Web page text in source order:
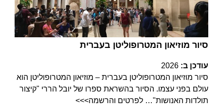
סיור מוזיאון המטרופוליטן בעברית
עודכן ב: 2026
סיור מוזיאון המטרופוליטן בעברית – מוזיאון המטרופוליטן הוא
עולם בפני עצמו. הסיור בהשראת ספרו של יובל הררי "קיצור
תולדות האנושות"… לפרטים והרשמה>>>